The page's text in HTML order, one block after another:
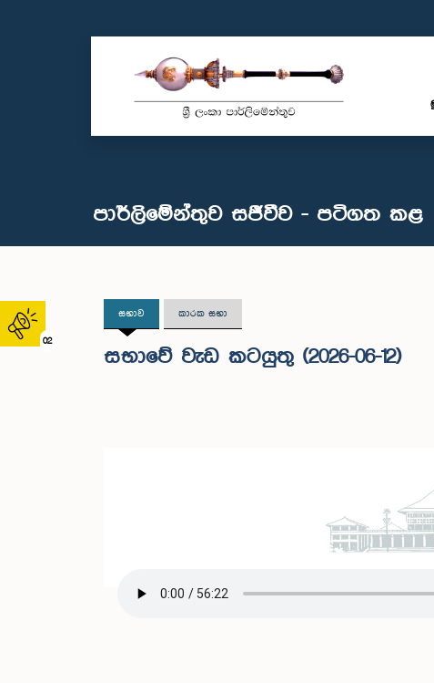
02
පාර්ලිමේන්තුව සජීවීව - පටිගත කළ
සභාව කාරක සභා
සභාවේ වැඩ කටයුතු (2026-06-12)